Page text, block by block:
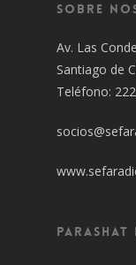
Sobre
Av. Las
Santiago de
Teléfono:
Parashat